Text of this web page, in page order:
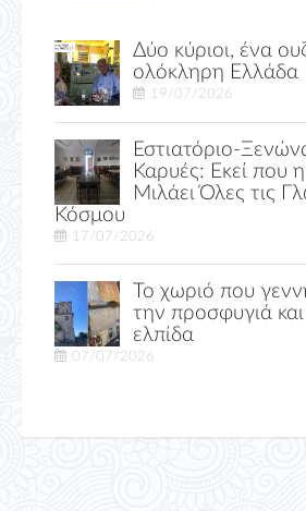
Δύο κύριοι, ένα
ολόκληρη Ελλάδα
19/07/2026
Εστιατόριο-
Καρυές: Εκεί που
Μιλάει Όλες τις
Κόσμου
17/07/2026
Το χωριό που
την προσφυγιά
ελπίδα
07/07/2026